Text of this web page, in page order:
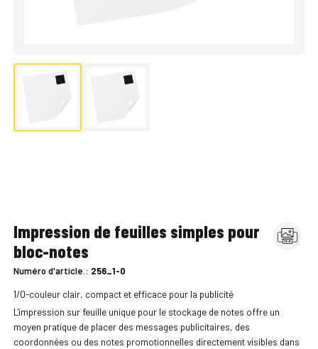
Impression de feuilles simples pour
bloc-notes
Numéro d'article.: 256_1-0
1/0-couleur clair, compact et efficace pour la publicité
L'impression sur feuille unique pour le stockage de notes offre un
moyen pratique de placer des messages publicitaires, des
coordonnées ou des notes promotionnelles directement visibles dans